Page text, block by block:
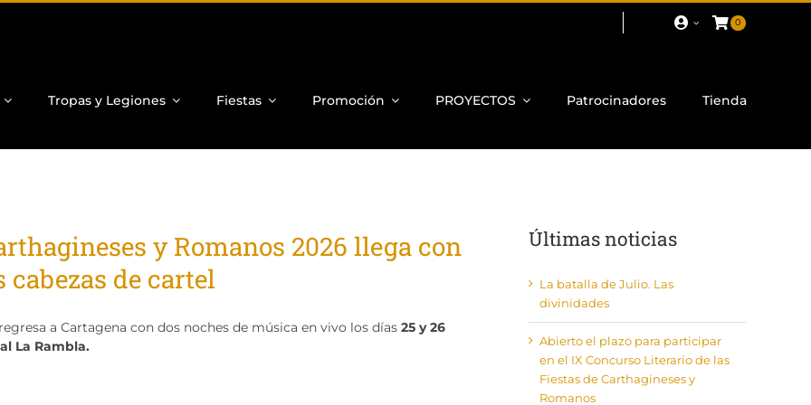
0
Tropas y Legiones Fiestas Promoción PROYECTOS Patrocinadores Tienda
y Romanos 2026 llega con
cabezas de cartel
a Cartagena con dos noches de música en vivo los días 25 y 26
La Rambla.
Últimas noticias
La batalla de Julio. Las
divinidades
Abierto el plazo para participar
en el IX Concurso Literario de las
Fiestas de Carthagineses y
Romanos